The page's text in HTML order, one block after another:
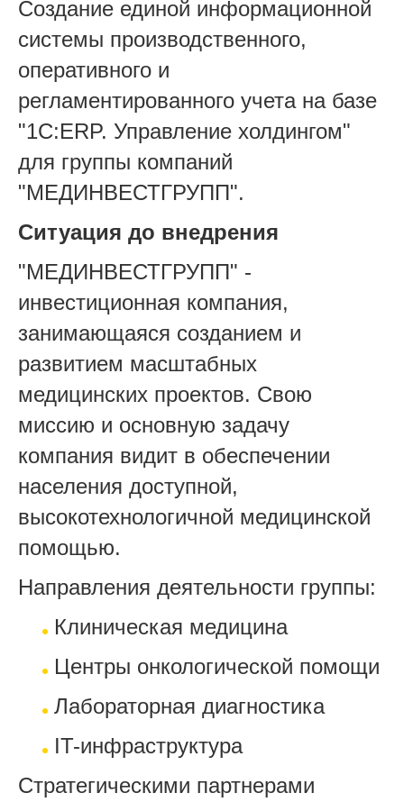
Создание единой информационной
системы производственного,
оперативного и
регламентированного учета на базе
"1С:ERP. Управление холдингом"
для группы компаний
"МЕДИНВЕСТГРУПП".
Ситуация до внедрения
"МЕДИНВЕСТГРУПП" -
инвестиционная компания,
занимающаяся созданием и
развитием масштабных
медицинских проектов. Свою
миссию и основную задачу
компания видит в обеспечении
населения доступной,
высокотехнологичной медицинской
помощью.
Направления деятельности группы:
Клиническая медицина
Центры онкологической помощи
Лабораторная диагностика
IT-инфраструктура
Стратегическими партнерами